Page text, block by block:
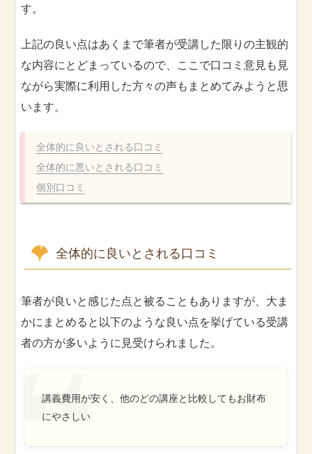
す。
上記の良い点はあくまで筆者が受講した限りの主観的
な内容にとどまっているので、ここで口コミ意見も見
ながら実際に利用した方々の声もまとめてみようと思
います。
全体的に良いとされる口コミ
全体的に悪いとされる口コミ
個別口コミ
全体的に良いとされる口コミ
筆者が良いと感じた点と被ることもありますが、大ま
かにまとめると以下のような良い点を挙げている受講
者の方が多いように見受けられました。
講義費用が安く、他のどの講座と比較してもお財布
にやさしい